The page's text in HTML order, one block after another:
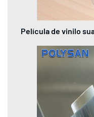
Película de vinilo